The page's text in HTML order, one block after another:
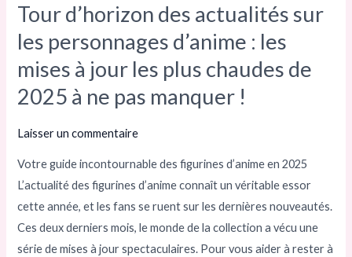
Tour d’horizon des actualités sur
les personnages d’anime : les
mises à jour les plus chaudes de
2025 à ne pas manquer !
Laisser un commentaire
Votre guide incontournable des figurines d’anime en 2025
L’actualité des figurines d’anime connaît un véritable essor
cette année, et les fans se ruent sur les dernières nouveautés.
Ces deux derniers mois, le monde de la collection a vécu une
série de mises à jour spectaculaires. Pour vous aider à rester à
Tour
d’horizon
des
actualités
sur
personnages
d’anime
:
les
mises